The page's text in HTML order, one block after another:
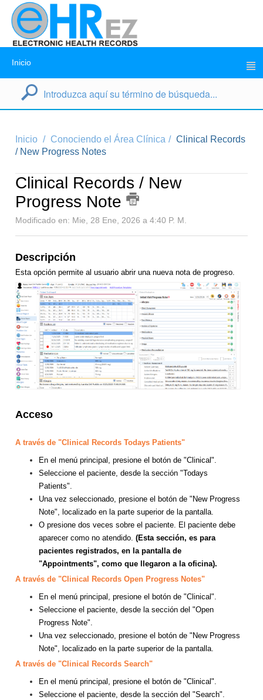
Inicio
Inicio Conociendo el Área Clínica
Clinical Records
/ New Progress Notes
Clinical Records / New
Progress Note
Modificado en: Mie, 28 Ene, 2026 a 4:40 P. M.
Descripción
Esta opción permite al usuario abrir una nueva nota de progreso.
Acceso
A través de "Clinical Records Todays Patients"
En el menú principal, presione el botón de "Clinical".
Seleccione el paciente, desde la sección "Todays
Patients".
Una vez seleccionado, presione el botón de "New Progress
Note", localizado en la parte superior de la pantalla.
O presione dos veces sobre el paciente. El paciente debe
aparecer como no atendido. (Esta sección, es para
pacientes registrados, en la pantalla de
"Appointments", como que llegaron a la oficina).
A través de "Clinical Records Open Progress Notes"
En el menú principal, presione el botón de "Clinical".
Seleccione el paciente, desde la sección del "Open
Progress Note".
Una vez seleccionado, presione el botón de "New Progress
Note", localizado en la parte superior de la pantalla.
A través de "Clinical Records Search"
En el menú principal, presione el botón de "Clinical".
Seleccione el paciente, desde la sección del "Search".